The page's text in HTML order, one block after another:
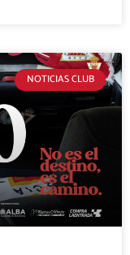
NOTICIAS CLUB